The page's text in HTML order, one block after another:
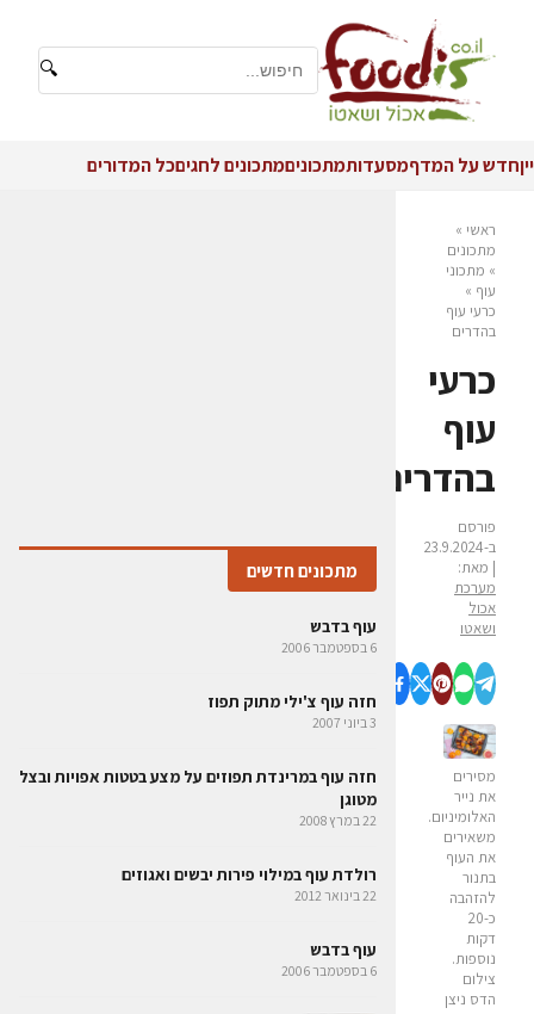
🔍
ייןחדש על המדףמסעדותמתכוניםמתכונים לחגיםכל המדורים
ראשי »
מתכונים
» מתכוני
עוף »
כרעי עוף
בהדרים
כרעי
עוף
בהדרים
פורסם
ב-23.9.2024
| מאת:
מערכת
אכול
ושאטו
מסירים
את נייר
האלומיניום.
משאירים
את העוף
בתנור
להזהבה
כ-20
דקות
נוספות.
צילום
הדס ניצן
מתכונים חדשים
עוף בדבש
6 בספטמבר 2006
חזה עוף צ'ילי מתוק תפוז
3 ביוני 2007
חזה עוף במרינדת תפוזים על מצע בטטות אפויות ובצל
מטוגן
22 במרץ 2008
רולדת עוף במילוי פירות יבשים ואגוזים
22 בינואר 2012
עוף בדבש
6 בספטמבר 2006